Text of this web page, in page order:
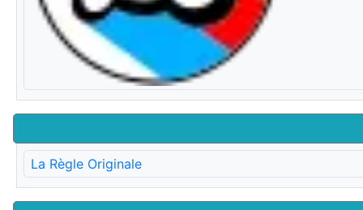
La Règle Originale